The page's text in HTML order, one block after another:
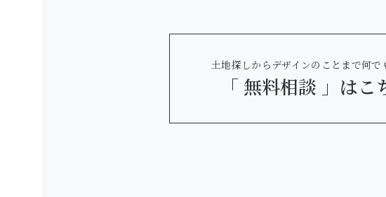
土地探しからデザインのことまで何で
「 無料相談 」 はこ